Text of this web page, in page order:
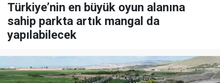
Türkiye’nin en büyük oyun alanına
sahip parkta artık mangal da
yapılabilecek